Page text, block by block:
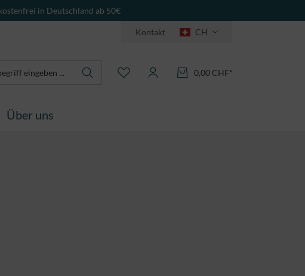
in Deutschland ab 50€
Kontakt CH
0,00 CHF*
Über uns